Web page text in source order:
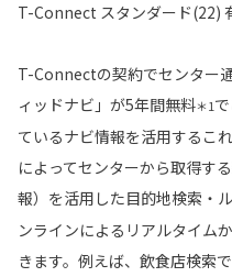
T-Connect スタンダード(22)
T-Connectの契約でセンター
ィッドナビ」が5年間無料＊1
ているナビ情報を活用するこ
によってセンターから取得す
報）を活用した目的地検索・
ンラインによるリアルタイム
きます。例えば、飲食店検索